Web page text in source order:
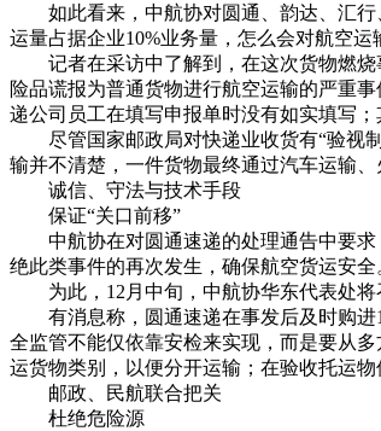
如此看来，中航协对圆通、韵达、汇行
运量占据企业10%业务量，怎么会对航空
记者在采访中了解到，在这次货物燃烧
险品谎报为普通货物进行航空运输的严重
递公司员工在填写申报单时没有如实填写；
尽管国家邮政局对快递业收货有“验视制
输并不清楚，一件货物最终通过汽车运输
诚信、守法与技术手段
保证“关口前移”
中航协在对圆通速递的处理通告中要求
绝此类事件的再次发生，确保航空货运安
为此，12月中旬，中航协华东代表处将
有消息称，圆通速递在事发后及时购进
全监管不能仅依靠安检来实现，而是要从
运货物类别，以便分开运输；在验收托运
邮政、民航联合把关
杜绝危险源